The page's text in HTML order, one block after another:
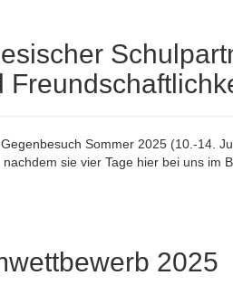
Sommer 2025 (10.-14.
sie vier Tage hier bei uns
2025